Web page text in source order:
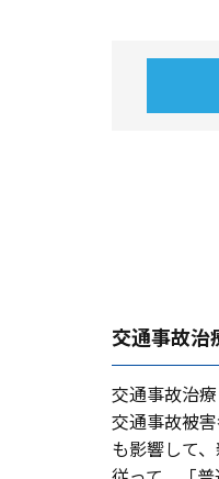
交通事故治
交通事故治
交通事故被
も影響して